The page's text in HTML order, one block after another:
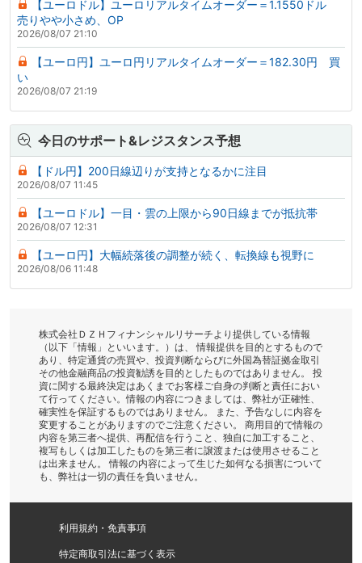
【ユーロドル】ユーロリアルタイムオーダー＝1.1550ドル
売りやや小さめ、OP
2026/08/07 21:10
【ユーロ円】ユーロ円リアルタイムオーダー＝182.30円 買
い
2026/08/07 21:19
今日のサポート&レジスタンス予想
【ドル円】200日線辺りが支持となるかに注目
2026/08/07 11:45
【ユーロドル】一目・雲の上限から90日線までが抵抗帯
2026/08/07 12:31
【ユーロ円】大幅続落後の調整が続く、転換線も視野に
2026/08/06 11:48
株式会社ＤＺＨフィナンシャルリサーチより提供している情報
（以下「情報」といいます。）は、 情報提供を目的とするもので
あり、特定通貨の売買や、投資判断ならびに外国為替証拠金取引
その他金融商品の投資勧誘を目的としたものではありません。 投
資に関する最終決定はあくまでお客様ご自身の判断と責任におい
て行ってください。情報の内容につきましては、弊社が正確性、
確実性を保証するものではありません。 また、予告なしに内容を
変更することがありますのでご注意ください。 商用目的で情報の
内容を第三者へ提供、再配信を行うこと、独自に加工すること、
複写もしくは加工したものを第三者に譲渡または使用させること
は出来ません。 情報の内容によって生じた如何なる損害について
も、弊社は一切の責任を負いません。
利用規約・免責事項
特定商取引法に基づく表示